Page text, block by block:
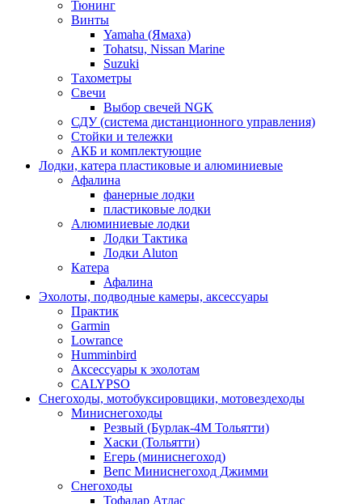
Тюнинг
Винты
Yamaha (Ямаха)
Tohatsu, Nissan Marine
Suzuki
Тахометры
Свечи
Выбор свечей NGK
СДУ (система дистанционного управления)
Стойки и тележки
АКБ и комплектующие
Лодки, катера пластиковые и алюминиевые
Афалина
фанерные лодки
пластиковые лодки
Алюминиевые лодки
Лодки Тактика
Лодки Aluton
Катера
Афалина
Эхолоты, подводные камеры, аксессуары
Практик
Garmin
Lowrance
Humminbird
Аксессуары к эхолотам
CALYPSO
Снегоходы, мотобуксировщики, мотовездеходы
Миниснегоходы
Резвый (Бурлак-4М Тольятти)
Хаски (Тольятти)
Егерь (миниснегоход)
Вепс Миниснегоход Джимми
Снегоходы
Тофалар Атлас